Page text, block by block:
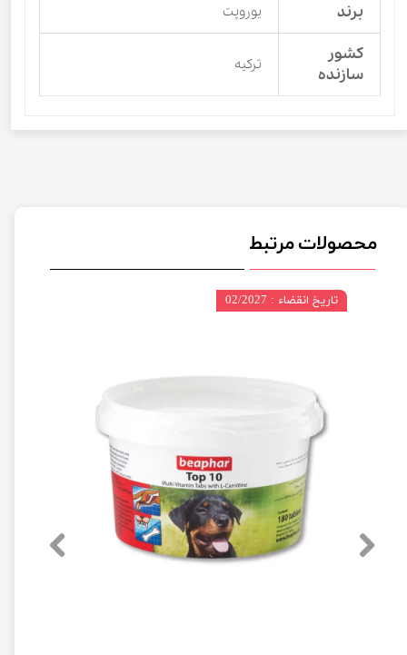
برند یوروپت
کشور
سازنده
ترکیه
محصولات مرتبط
تاریخ انقضاء : 02/2027